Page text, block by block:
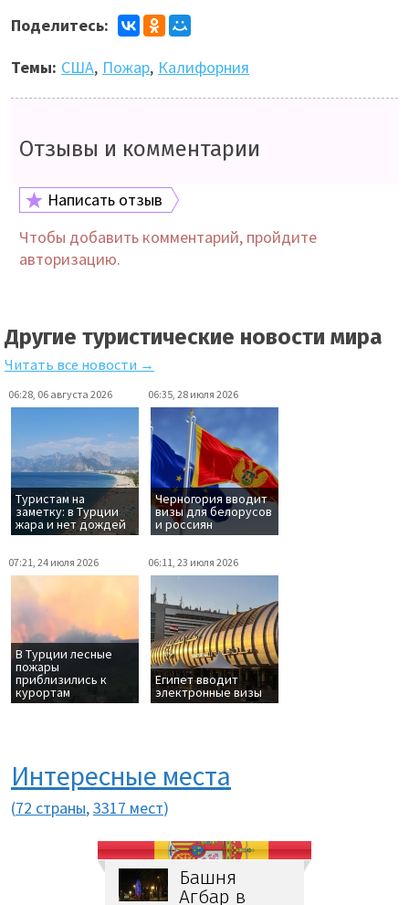
Поделитесь:
Темы: США, Пожар, Калифорния
Отзывы и комментарии
Написать отзыв
Чтобы добавить комментарий, пройдите
авторизацию.
Другие туристические новости мира
Читать все новости →
06:28, 06 августа 2026
Туристам на
заметку: в Турции
жара и нет дождей
06:35, 28 июля 2026
Черногория вводит
визы для белорусов
и россиян
07:21, 24 июля 2026
В Турции лесные
пожары
приблизились к
курортам
06:11, 23 июля 2026
Египет вводит
электронные визы
Интересные места
(72 страны,3317 мест)
Башня
Агбар в